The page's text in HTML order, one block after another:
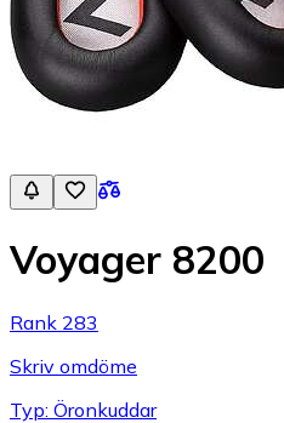
Voyager 8200
Rank 283
Skriv omdöme
Typ: Öronkuddar